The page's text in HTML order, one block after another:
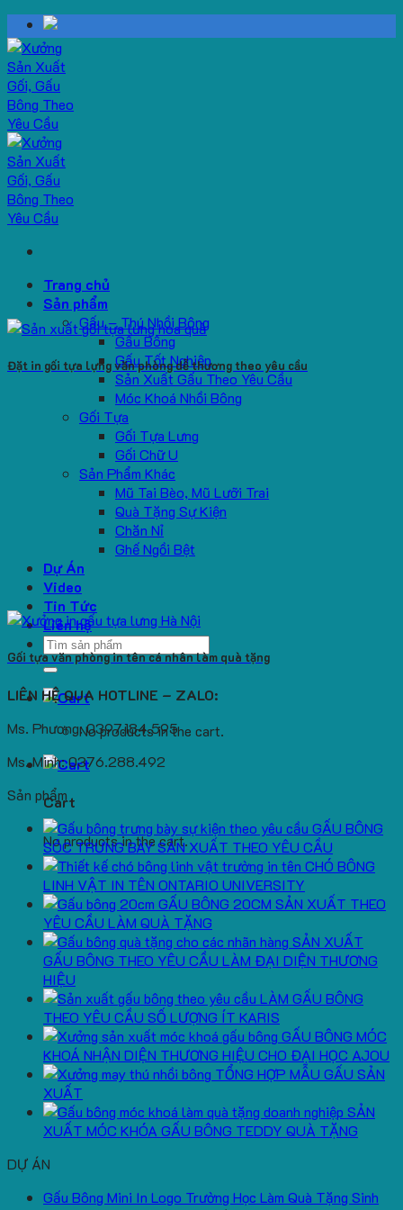
Skip
to
content
Trang chủ
Sản phẩm
Gấu – Thú Nhồi Bông
Gấu Bông
Gấu Tốt Nghiệp
Sản Xuất Gấu Theo Yêu Cầu
Móc Khoá Nhồi Bông
Gối Tựa
Gối Tựa Lưng
Gối Chữ U
Sản Phẩm Khác
Mũ Tai Bèo, Mũ Lưỡi Trai
Quà Tặng Sự Kiện
Chăn Nỉ
Ghế Ngồi Bệt
Dự Án
Video
Tin Tức
Liên hệ
Search
for:
No products in the cart.
Cart
No products in the cart.
Đặt in gối tựa lựng văn phòng dễ thương theo yêu cầu
Gối tựa văn phòng in tên cá nhân làm quà tặng
LIÊN HỆ QUA HOTLINE – ZALO:
Ms. Phương: 0397.184.595
Ms. Minh: 0376.288.492
Sản phẩm
GẤU BÔNG
SÓC TRƯNG BÀY SẢN XUẤT THEO YÊU CẦU
CHÓ BÔNG
LINH VẬT IN TÊN ONTARIO UNIVERSITY
GẤU BÔNG 20CM SẢN XUẤT THEO
YÊU CẦU LÀM QUÀ TẶNG
SẢN XUẤT
GẤU BÔNG THEO YÊU CẦU LÀM ĐẠI DIỆN THƯƠNG
HIỆU
LÀM GẤU BÔNG
THEO YÊU CẦU SỐ LƯỢNG ÍT KARIS
GẤU BÔNG MÓC
KHOÁ NHẬN DIỆN THƯƠNG HIỆU CHO ĐẠI HỌC AJOU
TỔNG HỢP MẪU GẤU SẢN
XUẤT
SẢN
XUẤT MÓC KHÓA GẤU BÔNG TEDDY QUÀ TẶNG
DỰ ÁN
Gấu Bông Mini In Logo Trường Học Làm Quà Tặng Sinh